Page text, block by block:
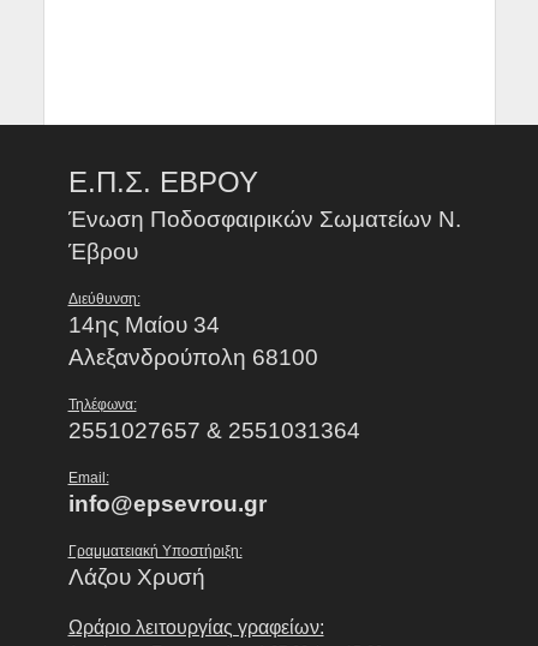
Ε.Π.Σ. ΕΒΡΟΥ
Ένωση Ποδοσφαιρικών Σωματείων Ν.
Έβρου
Διεύθυνση:
14ης Μαίου 34
Αλεξανδρούπολη 68100
Τηλέφωνα:
2551027657 & 2551031364
Email:
info@epsevrou.gr
Γραμματειακή Υποστήριξη:
Λάζου Χρυσή
Ωράριο λειτουργίας γραφείων: